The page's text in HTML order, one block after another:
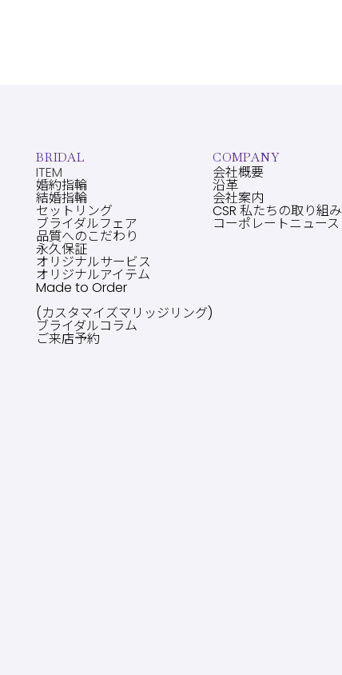
BRIDAL
ITEM
婚約指輪
結婚指輪
セットリング
ブライダルフェア
品質へのこだわり
永久保証
オリジナルサービス
オリジナルアイテム
Made to Order
(カスタマイズマリッジリング)
ブライダルコラム
ご来店予約
COMPANY
会社概要
沿革
会社案内
CSR 私たちの取り組み
コーポレートニュース